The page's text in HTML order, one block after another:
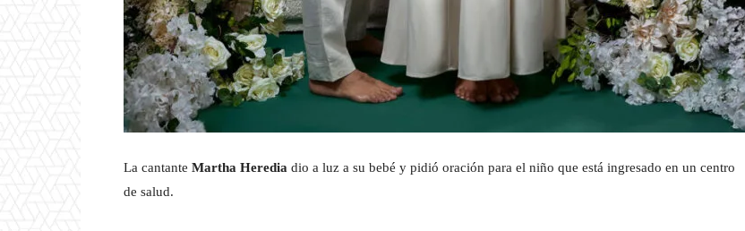
La cantante Martha Heredia dio a luz a su bebé y pidió oración para el niño que está ingresado en un centro
de salud.